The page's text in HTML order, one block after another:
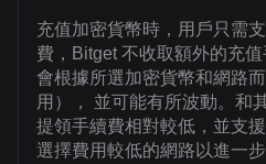
充值加密貨幣時，用戶只需
費，Bitget 不收取額外的充
會根據所選加密貨幣和網路
用）， 並可能有所波動。和
提領手續費相對較低，並支
選擇費用較低的網路以進一